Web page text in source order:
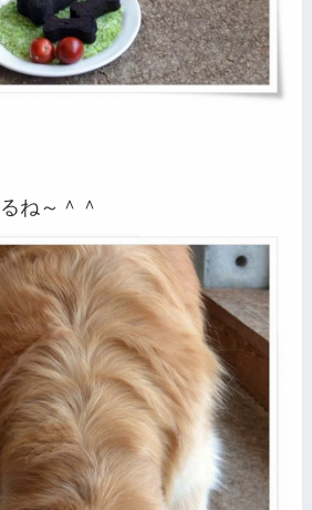
ね～＾＾